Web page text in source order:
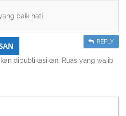
baik hati
REPLY
dipublikasikan. Ruas yang wajib